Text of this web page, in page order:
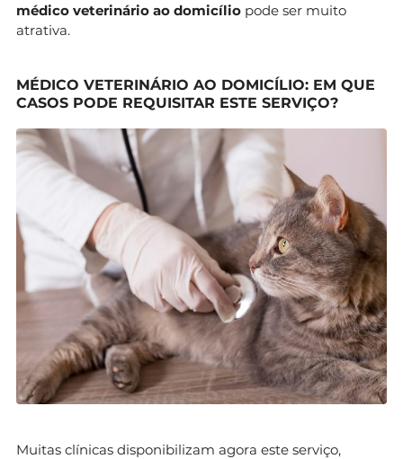
médico veterinário ao domicílio pode ser muito
atrativa.
MÉDICO VETERINÁRIO AO DOMICÍLIO: EM QUE
CASOS PODE REQUISITAR ESTE SERVIÇO?
Muitas clínicas disponibilizam agora este serviço,